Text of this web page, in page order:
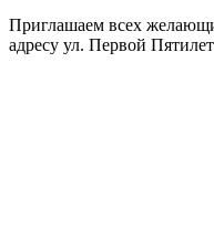
Приглашаем всех
адресу ул. Первой